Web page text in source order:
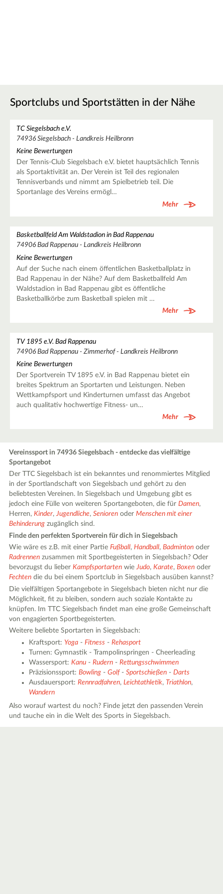
Sportclubs und Sportstätten in der Nähe
TC Siegelsbach e.V.
74936 Siegelsbach - Landkreis Heilbronn
Keine Bewertungen
Der Tennis-Club Siegelsbach e.V. bietet hauptsächlich Tennis
als Sportaktivität an. Der Verein ist Teil des regionalen
Tennisverbands und nimmt am Spielbetrieb teil. Die
Sportanlage des Vereins ermögl…
Mehr
Basketballfeld Am Waldstadion in Bad Rappenau
74906 Bad Rappenau - Landkreis Heilbronn
Keine Bewertungen
Auf der Suche nach einem öffentlichen Basketballplatz in
Bad Rappenau in der Nähe? Auf dem Basketballfeld Am
Waldstadion in Bad Rappenau gibt es öffentliche
Basketballkörbe zum Basketball spielen mit …
Mehr
TV 1895 e.V. Bad Rappenau
74906 Bad Rappenau - Zimmerhof - Landkreis Heilbronn
Keine Bewertungen
Der Sportverein TV 1895 e.V. in Bad Rappenau bietet ein
breites Spektrum an Sportarten und Leistungen. Neben
Wettkampfsport und Kinderturnen umfasst das Angebot
auch qualitativ hochwertige Fitness- un…
Mehr
Vereinssport in 74936 Siegelsbach - entdecke das vielfältige
Sportangebot
Der TTC Siegelsbach ist ein bekanntes und renommiertes Mitglied
in der Sportlandschaft von Siegelsbach und gehört zu den
beliebtesten Vereinen. In Siegelsbach und Umgebung gibt es
jedoch eine Fülle von weiteren Sportangeboten, die fürDamen,
Herren,Kinder,Jugendliche,Senioren oderMenschen mit einer
Behinderung zugänglich sind.
Finde den perfekten Sportverein für dich in Siegelsbach
Wie wäre es z.B. mit einer PartieFußball,Handball,Badminton oder
Radrennen zusammen mit Sportbegeisterten in Siegelsbach? Oder
bevorzugst du lieberKampfsportarten wieJudo,Karate,Boxen oder
Fechten die du bei einem Sportclub in Siegelsbach ausüben kannst?
Die vielfältigen Sportangebote in Siegelsbach bieten nicht nur die
Möglichkeit, fit zu bleiben, sondern auch soziale Kontakte zu
knüpfen. Im TTC Siegelsbach findet man eine große Gemeinschaft
von engagierten Sportbegeisterten.
Weitere beliebte Sportarten in Siegelsbach:
Kraftsport: Yoga -Fitness -Rehasport
Turnen: Gymnastik - Trampolinspringen - Cheerleading
Wassersport:Kanu -Rudern -Rettungsschwimmen
Präzisionssport:Bowling -Golf-Sportschießen -Darts
Ausdauersport:Rennradfahren,Leichtathletik,Triathlon,
Wandern
Also worauf wartest du noch? Finde jetzt den passenden Verein
und tauche ein in die Welt des Sports in Siegelsbach.